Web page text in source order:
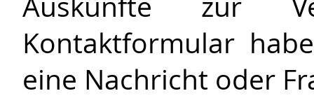
Kontaktformular
eine Nachricht oder